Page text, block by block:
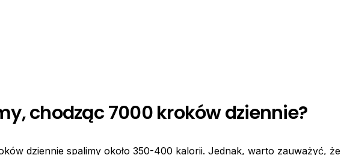
chodząc 7000 kroków dziennie?
dziennie spalimy około 350-400 kalorii. Jednak, warto zauważyć, że